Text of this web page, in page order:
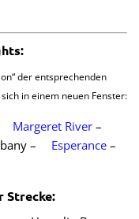
:
der entsprechenden
in einem neuen Fenster:
Margeret River –
–
Esperance –
Strecke: